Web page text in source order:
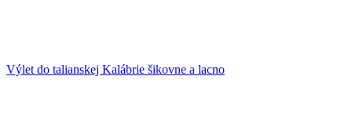
Výlet do talianskej Kalábrie šikovne a lacno